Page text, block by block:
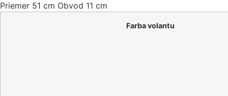
Priemer 51 cm Obvod 11 cm
Farba volantu